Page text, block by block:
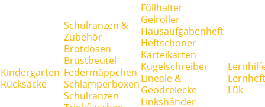
Kindergarten-
Rucksäcke
Schulranzen &
Zubehör
Brotdosen
Brustbeutel
Federmäppchen
Schlamperboxen
Schulranzen
Füllhalter
Gelroller
Hausaufgabenheft
Heftschoner
Karteikarten
Kugelschreiber
Lineale &
Geodreiecke
Linkshänder
Lük